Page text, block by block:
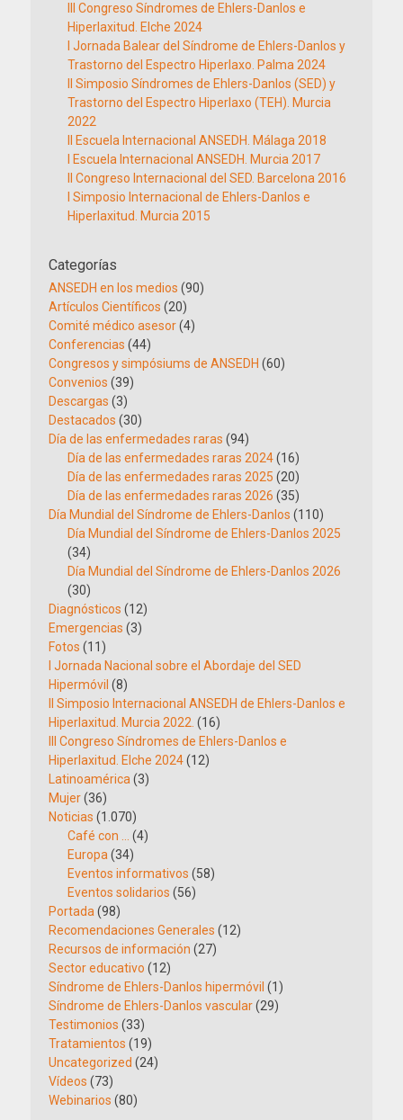
III Congreso Síndromes de Ehlers-Danlos e
Hiperlaxitud. Elche 2024
I Jornada Balear del Síndrome de Ehlers-Danlos y
Trastorno del Espectro Hiperlaxo. Palma 2024
II Simposio Síndromes de Ehlers-Danlos (SED) y
Trastorno del Espectro Hiperlaxo (TEH). Murcia
2022
II Escuela Internacional ANSEDH. Málaga 2018
I Escuela Internacional ANSEDH. Murcia 2017
II Congreso Internacional del SED. Barcelona 2016
I Simposio Internacional de Ehlers-Danlos e
Hiperlaxitud. Murcia 2015
Categorías
ANSEDH en los medios (90)
Artículos Científicos (20)
Comité médico asesor(4)
Conferencias (44)
Congresos y simpósiums de ANSEDH (60)
Convenios (39)
Descargas (3)
Destacados (30)
Día de las enfermedades raras (94)
Día de las enfermedades raras 2024(16)
Día de las enfermedades raras 2025 (20)
Día de las enfermedades raras 2026 (35)
Día Mundial del Síndrome de Ehlers-Danlos (110)
Día Mundial del Síndrome de Ehlers-Danlos 2025
(34)
Día Mundial del Síndrome de Ehlers-Danlos 2026
(30)
Diagnósticos (12)
Emergencias (3)
Fotos (11)
I Jornada Nacional sobre el Abordaje del SED
Hipermóvil (8)
II Simposio Internacional ANSEDH de Ehlers-Danlos e
Hiperlaxitud. Murcia 2022. (16)
III Congreso Síndromes de Ehlers-Danlos e
Hiperlaxitud. Elche 2024(12)
Latinoamérica (3)
Mujer(36)
Noticias (1.070)
Café con …
(4)
Europa (34)
Eventos informativos (58)
Eventos solidarios (56)
Portada (98)
Recomendaciones Generales (12)
Recursos de información (27)
Sector educativo (12)
Síndrome de Ehlers-Danlos hipermóvil (1)
Síndrome de Ehlers-Danlos vascular(29)
Testimonios (33)
Tratamientos (19)
Uncategorized (24)
Vídeos (73)
Webinarios (80)